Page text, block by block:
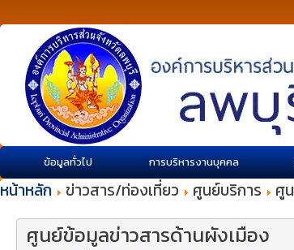
ข้อมูลทั่วไป การบริหารงานบุคคล
หน้าหลัก ข่าวสาร/ท่องเที่ยว ศูนย์บริการ ศู
ศูนย์ข้อมูลข่าวสารด้านผังเมือง